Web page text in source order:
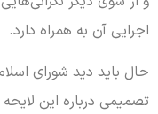
اجرایی آن به همراه دارد.
حال باید دید شورای
تصمیمی درباره این